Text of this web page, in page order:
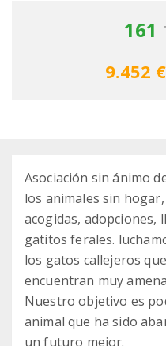
161
9.452 €
Asociación sin ánimo
los animales sin
acogidas, adopciones,
gatitos ferales.
los gatos callejeros
encuentran muy
Nuestro objetivo es
animal que ha sido
un futuro mejor.